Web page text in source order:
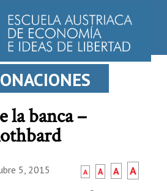
la banca –
5, 2015 A A A A